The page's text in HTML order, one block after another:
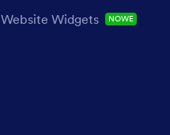
Website Widgets NOWE